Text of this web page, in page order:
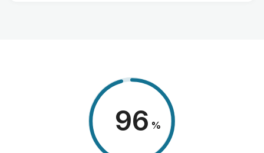
98 %